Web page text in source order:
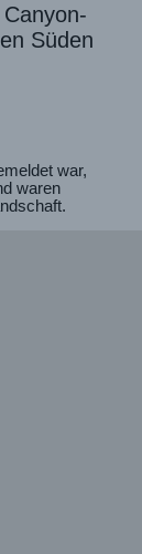
Süden
war,
waren